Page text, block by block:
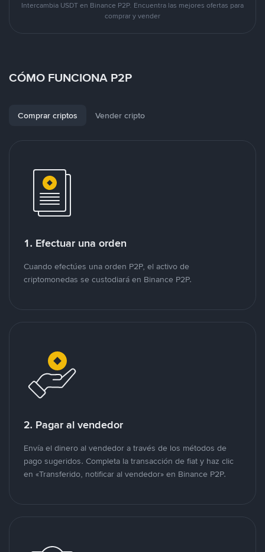
Intercambia USDT en Binance P2P. Encuentra las mejores ofertas para
comprar y vender
CÓMO FUNCIONA P2P
Comprar criptos Vender cripto
1. Efectuar una orden
Cuando efectúes una orden P2P, el activo de
criptomonedas se custodiará en Binance P2P.
2. Pagar al vendedor
Envía el dinero al vendedor a través de los métodos de
pago sugeridos. Completa la transacción de fiat y haz clic
en «Transferido, notificar al vendedor» en Binance P2P.